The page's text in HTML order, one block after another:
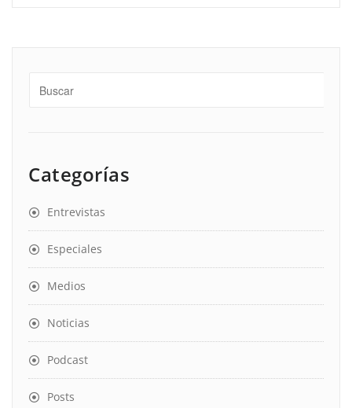
Categorías
Entrevistas
Especiales
Medios
Noticias
Podcast
Posts